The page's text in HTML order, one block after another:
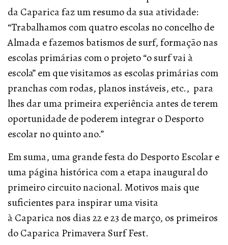
da Caparica faz um resumo da sua atividade:
“Trabalhamos com quatro escolas no concelho de
Almada e fazemos batismos de surf, formação nas
escolas primárias com o projeto “o surf vai à
escola” em que visitamos as escolas primárias com
pranchas com rodas, planos instáveis, etc., para
lhes dar uma primeira experiência antes de terem
oportunidade de poderem integrar o Desporto
escolar no quinto ano.”
Em suma, uma grande festa do Desporto Escolar e
uma página histórica com a etapa inaugural do
primeiro circuito nacional. Motivos mais que
suficientes para inspirar uma visita
à Caparica nos dias 22 e 23 de março, os primeiros
do Caparica Primavera Surf Fest.